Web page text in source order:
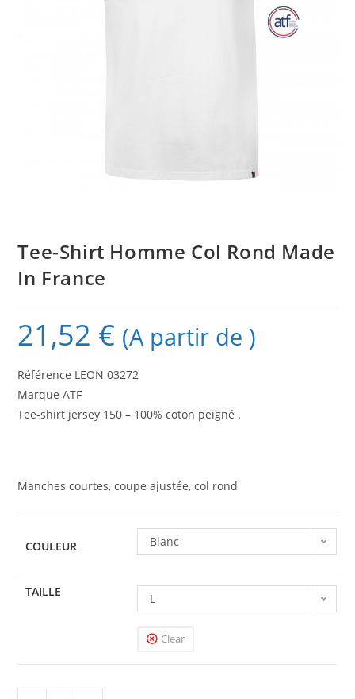
Tee-Shirt Homme Col Rond Made
In France
21,52 € (A partir de )
Référence LEON 03272
Marque ATF
Tee-shirt jersey 150 – 100% coton peigné .
Manches courtes, coupe ajustée, col rond
COULEUR Blanc
TAILLE L
Clear